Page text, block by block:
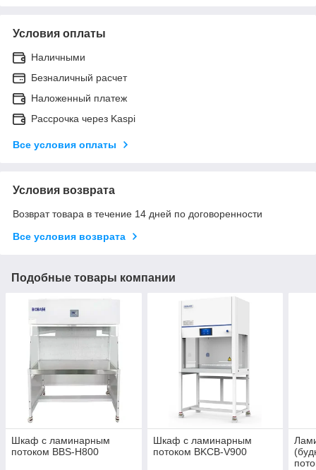
Условия оплаты
Наличными
Безналичный расчет
Наложенный платеж
Рассрочка через Kaspi
Все условия оплаты
Условия возврата
Возврат товара в течение 14 дней по договоренности
Все условия возврата
Подобные товары компании
Шкаф с ламинарным
потоком BBS-H800
Шкаф с ламинарным
потоком BKCB-V900